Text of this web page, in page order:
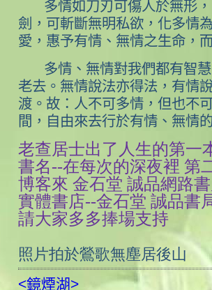
多情如刀刃可傷人於無形
劍，可斬斷無明私欲，化多情
愛，惠予有情、無情之生命，
多情、無情對我們都有智
老去。無情說法亦得法，有情
渡。故：人不可多情，但也不
間，自由來去行於有情、無情
老查居士出了人生的第一
書名--在每次的深夜裡 第
博客來 金石堂 誠品網路
實體書店--金石堂 誠品書
請大家多多捧場支持
照片拍於鶯歌無塵居後山
<鏡煙湖>